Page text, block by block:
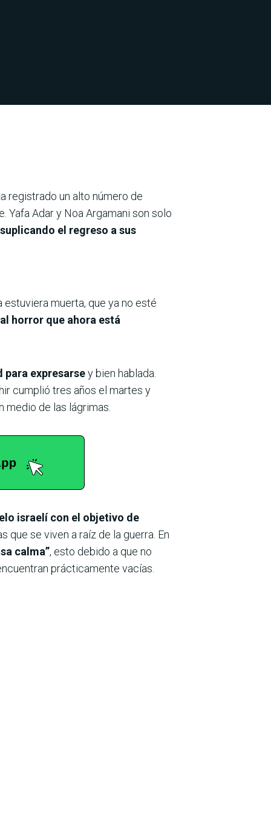
registrado un alto número de
Adar y Noa Argamani son solo
el regreso a sus
estuviera muerta, que ya no esté
horror que ahora está
para expresarsey bien hablada.
cumplió tres años el martes y
medio de las lágrimas.
israelí con el objetivo de
se viven a raíz de la guerra. En
calma”, esto debido a que no
prácticamente vacías.